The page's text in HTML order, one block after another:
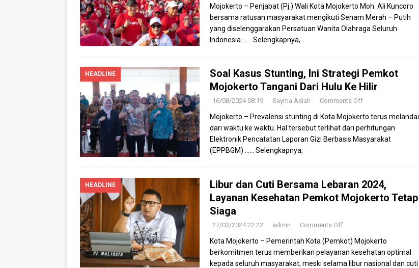
Mojokerto – Penjabat (Pj.) Wali Kota Mojokerto Moh. Ali Kuncoro
bersama ratusan masyarakat mengikuti Senam Merah – Putih
yang diselenggarakan Persatuan Wanita Olahraga Seluruh
Indonesia
…… Selengkapnya,
HEADLINE
Soal Kasus Stunting, Ini Strategi Pemkot
Mojokerto Tangani Dari Hulu Ke Hilir
16/08/2024 08:19 Sayma Aslah Comments Off
Mojokerto – Prevalensi stunting di Kota Mojokerto terus melandai
dari waktu ke waktu. Hal tersebut terlihat dari perhitungan
Elektronik Pencatatan Laporan Gizi Berbasis Masyarakat
(EPPBGM) …… Selengkapnya,
HEADLINE
Libur dan Cuti Bersama Lebaran 2024,
Layanan Kesehatan Pemkot Mojokerto Tetap
Siaga
27/03/2024 22:22 admin Comments Off
Kota Mojokerto – Pemerintah Kota (Pemkot) Mojokerto
berkomitmen terus memberikan pelayanan kesehatan optimal
kepada seluruh masyarakat, meski selama libur nasional dan cuti